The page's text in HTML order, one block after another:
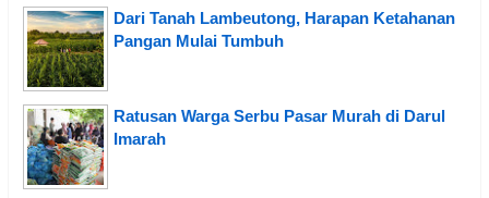
Dari Tanah Lambeutong, Harapan Ketahanan
Pangan Mulai Tumbuh
Ratusan Warga Serbu Pasar Murah di Darul
Imarah